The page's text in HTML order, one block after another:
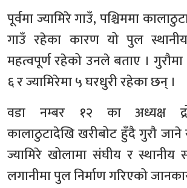
पूर्वमा ज्यामिरे गाउँ, पश्चिममा
गाउँ रहेका कारण यो पुल
महत्वपूर्ण रहेको उनले बताए ।
६ र ज्यामिरेमा ५ घरधुरी रहेका छन् ।
वडा नम्बर १२ का अध्यक्ष
कालाठुटादेखि खरीबोट हुँदै गुरौ जाने
ज्यामिरे खोलामा संघीय र स्थानीय
लगानीमा पुल निर्माण गरिएको